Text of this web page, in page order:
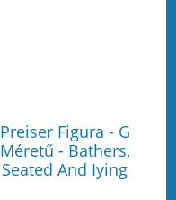
Preiser Figura - G
Méretű - Bathers,
Seated And Iying